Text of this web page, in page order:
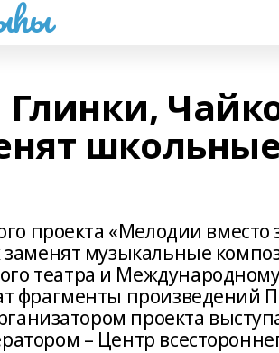
проекта «Мелодии вместо
музыкальные
театра и
фрагменты произведений
проекта
– Центр